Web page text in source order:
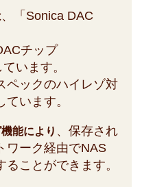
、「Sonica DAC
チップ
います。
ペックのハイレゾ対
います。
能により 、保存され
ワーク経由でNAS
ことができます。